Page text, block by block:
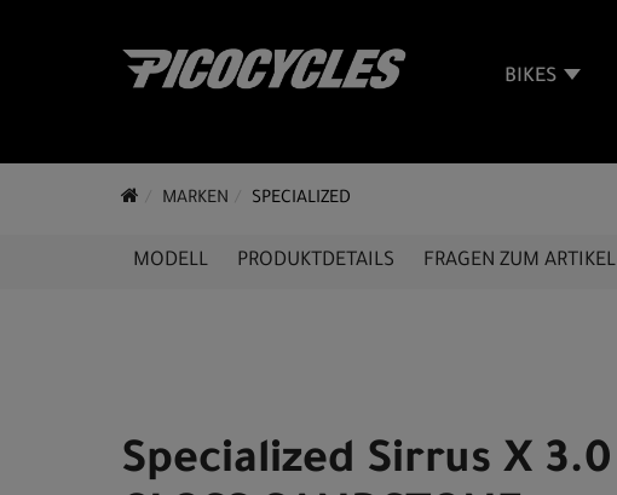
BIKES
MARKEN SPECIALIZED
MODELL PRODUKTDETAILS FRAGEN ZUM ARTIKEL
Specialized Sirrus X 3.0